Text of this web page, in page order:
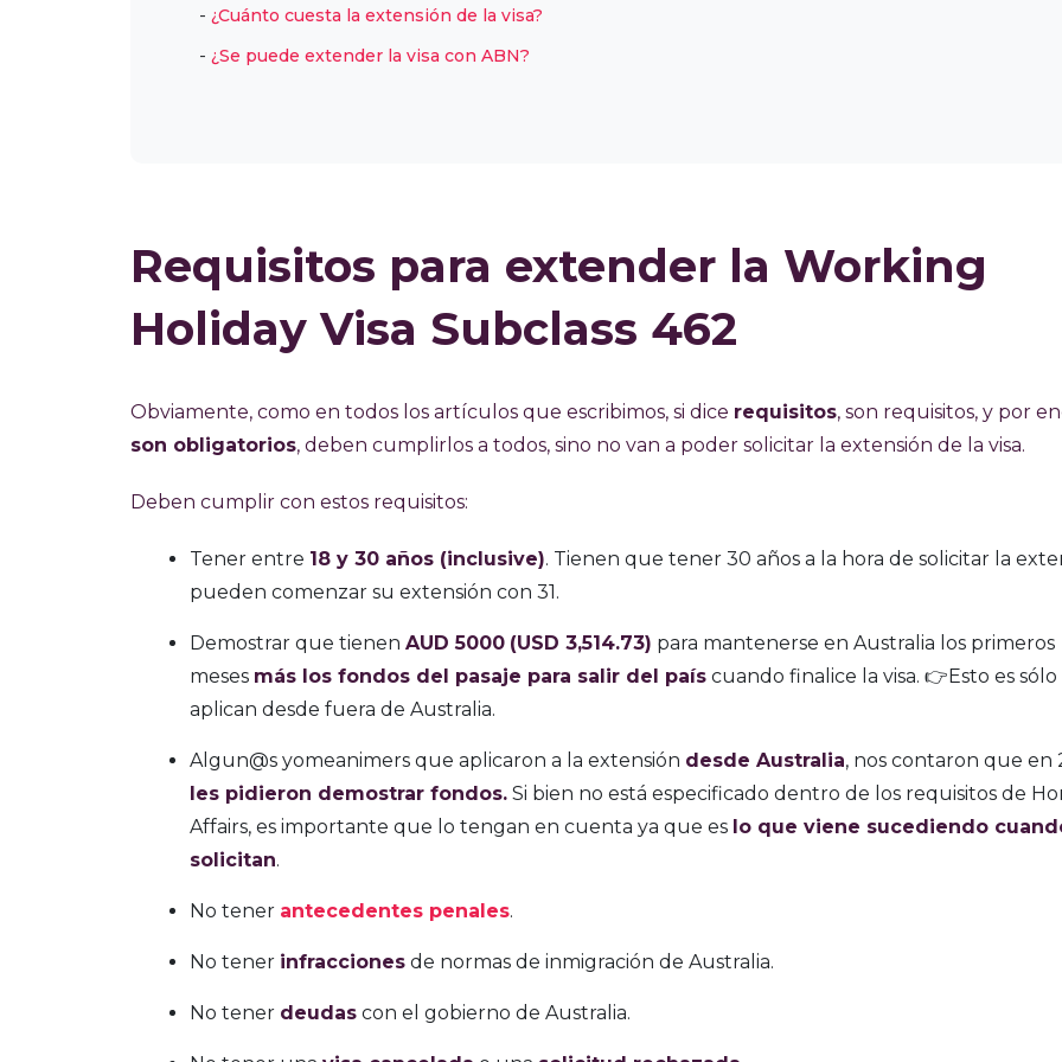
¿Cuánto cuesta la extensión de la visa?
¿Se puede extender la visa con ABN?
Requisitos para extender la Working
Holiday Visa Subclass 462
Obviamente, como en todos los artículos que escribimos, si dice requisitos, son requisitos, y por
son obligatorios, deben cumplirlos a todos, sino no van a poder solicitar la extensión de la visa.
Deben cumplir con estos requisitos:
Tener entre 18 y 30 años (inclusive). Tienen que tener 30 años a la hora de solicitar la
pueden comenzar su extensión con 31.
Demostrar que tienen AUD 5000 (USD 3,514.73) para mantenerse en Australia los primeros
meses más los fondos del pasaje para salir del país cuando finalice la visa. 👉Esto es sólo
aplican desde fuera de Australia.
Algun@s yomeanimers que aplicaron a la extensión desde Australia, nos contaron que en
les pidieron demostrar fondos. Si bien no está especificado dentro de los requisitos de
Affairs, es importante que lo tengan en cuenta ya que es lo que viene sucediendo
solicitan.
No tener antecedentes penales.
No tener infracciones de normas de inmigración de Australia.
No tener deudas con el gobierno de Australia.